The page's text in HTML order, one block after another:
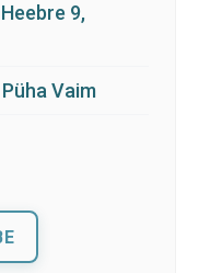
9,
Püha Vaim